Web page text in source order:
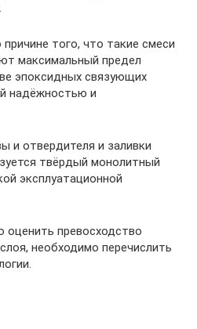
того, что такие смеси
максимальный предел
эпоксидных связующих
надёжностью и
и отвердителя и заливки
твёрдый монолитный
эксплуатационной
превосходство
необходимо перечислить